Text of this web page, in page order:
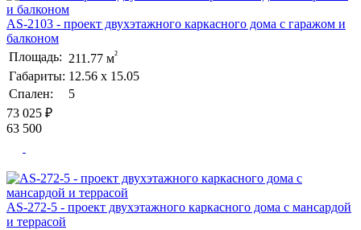
AS-2103 - проект двухэтажного каркасного дома с гаражом и
балконом
Площадь: 211.77 м²
Габариты: 12.56 х 15.05
Спален:
5
73 025 ₽
63 500
AS-272-5 - проект двухэтажного каркасного дома с мансардой
и террасой